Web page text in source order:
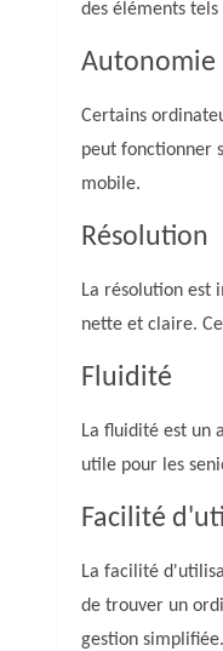
des éléments
Autonomie
Certains
peut fonctionner
mobile.
Résolution
La résolution est
nette et claire.
Fluidité
La fluidité est un
utile pour les
Facilité
La facilité
de trouver un
gestion simplifiée.